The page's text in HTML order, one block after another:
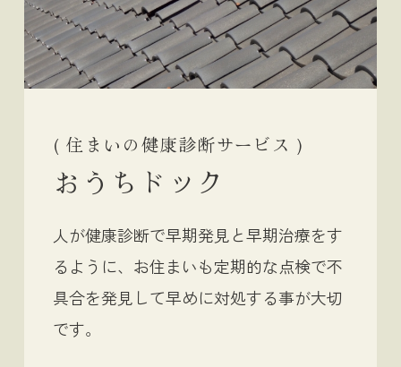
( 住まいの健康診断サービス )
おうちドック
人が健康診断で早期発見と早期治療をす
るように、 お住まいも定期的な点検で不
具合を発見して早めに対処する事が大切
です。